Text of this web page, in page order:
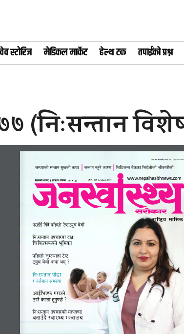
वेव स्टोरिज मेडिकल मार्केट हेल्थ टक तपाईंको प्रश्न
(निःसन्तान
jif{ !) c+s !) March 2021
;GWofsf] ;Gtfg ;'vsf] syf ;Gtfg gx'g] sf/0f l;l6hG; a}ssf l;O{cf]sf] hLjgz}nL
lh=k|=sf= sf7df8f}+, :yfoL b=g+=M !%!÷)^#÷)^$
www.nepalhealthnews.com
g]kfnsf] gDa/ ! :jf:Yo klqsf d"No ?= %)
P;O{O{ lbFb} klxnf] 6]i66\o'a a]aL
lgM;Gtfg pkrf/df bIf
lrlsT;ssf] e"ldsf
klxnf] h'DNofxf 6]i6
6\o'a a]aL sqf eP <
lgM;Gtfg kL8f
/ jt{dfg ;d:of
cfO{lePkm u/fpg]
7fpF s:tf] x'g'k5{ <
lgM;Gtfg pkrf/sf] dfkb08
agfpFb} :jf:Yo dGqfno